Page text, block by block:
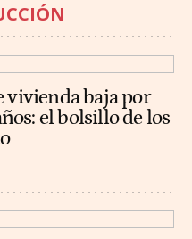
vivienda baja por
el bolsillo de los